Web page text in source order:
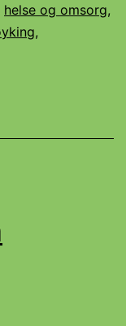
helse og omsorg,
,